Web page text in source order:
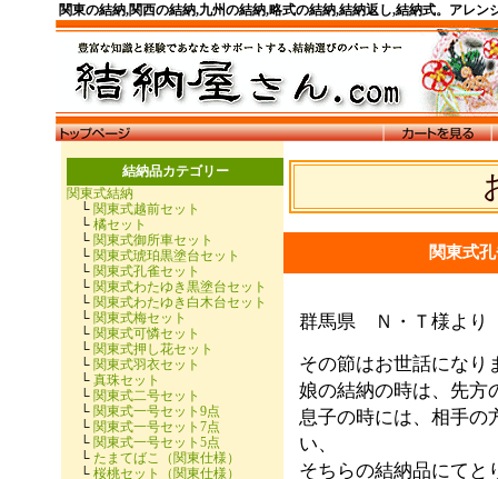
関東の結納,関西の結納,九州の結納,略式の結納,結納返し,結納式。アレ
関東式
群馬県 Ｎ・Ｔ様よ
その節はお世話になり
娘の結納の時は、先方
息子の時には、相手の
い、
そちらの結納品にてと
結納品カテゴリー
関東式結納
└ 関東式越前セット
└ 橘セット
└ 関東式御所車セット
└ 関東式琥珀黒塗台セット
└ 関東式孔雀セット
└ 関東式わたゆき黒塗台セット
└ 関東式わたゆき白木台セット
└ 関東式梅セット
└ 関東式可憐セット
└ 関東式押し花セット
└ 関東式羽衣セット
└ 真珠セット
└ 関東式二号セット
└ 関東式一号セット9点
└ 関東式一号セット7点
└ 関東式一号セット5点
└ たまてばこ（関東仕様）
└ 桜桃セット（関東仕様）